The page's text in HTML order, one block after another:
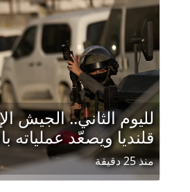
لليوم الثاني.. الجيش
قلنديا ويصعّد عملياته
منذ 25 دقيقة